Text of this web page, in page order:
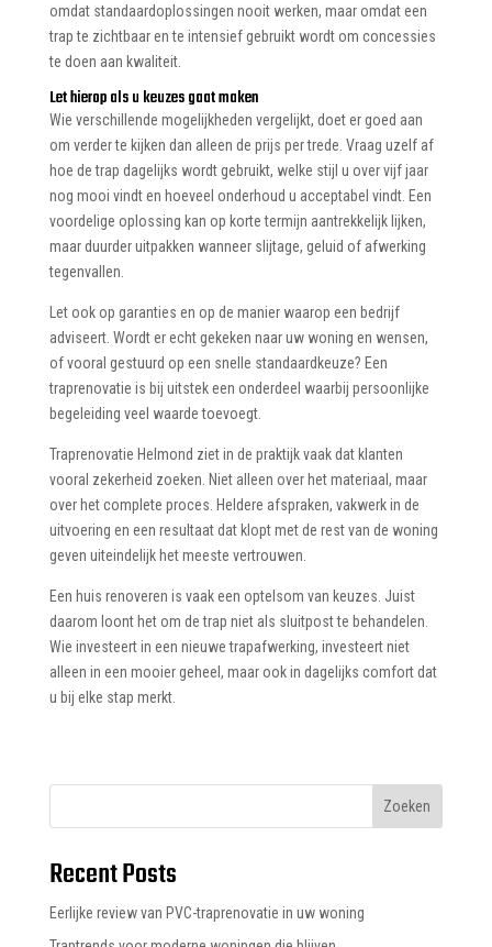
omdat standaardoplossingen nooit werken, maar omdat een
trap te zichtbaar en te intensief gebruikt wordt om concessies
te doen aan kwaliteit.
Let hierop als u keuzes gaat maken
Wie verschillende mogelijkheden vergelijkt, doet er goed aan
om verder te kijken dan alleen de prijs per trede. Vraag uzelf af
hoe de trap dagelijks wordt gebruikt, welke stijl u over vijf jaar
nog mooi vindt en hoeveel onderhoud u acceptabel vindt. Een
voordelige oplossing kan op korte termijn aantrekkelijk lijken,
maar duurder uitpakken wanneer slijtage, geluid of afwerking
tegenvallen.
Let ook op garanties en op de manier waarop een bedrijf
adviseert. Wordt er echt gekeken naar uw woning en wensen,
of vooral gestuurd op een snelle standaardkeuze? Een
traprenovatie is bij uitstek een onderdeel waarbij persoonlijke
begeleiding veel waarde toevoegt.
Traprenovatie Helmond ziet in de praktijk vaak dat klanten
vooral zekerheid zoeken. Niet alleen over het materiaal, maar
over het complete proces. Heldere afspraken, vakwerk in de
uitvoering en een resultaat dat klopt met de rest van de woning
geven uiteindelijk het meeste vertrouwen.
Een huis renoveren is vaak een optelsom van keuzes. Juist
daarom loont het om de trap niet als sluitpost te behandelen.
Wie investeert in een nieuwe trapafwerking, investeert niet
alleen in een mooier geheel, maar ook in dagelijks comfort dat
u bij elke stap merkt.
Zoeken
Recent Posts
Eerlijke review van PVC-traprenovatie in uw woning